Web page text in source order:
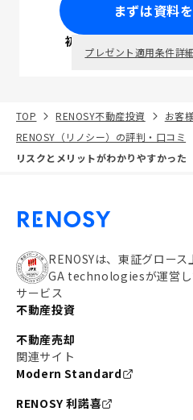
まずは資料
初回面談で ポ
プレゼント適用条件詳細
TOP RENOSY不動産投資
お客
RENOSY（リノシー）の評判・口コミ
リスクとメリットがわかりやすかった
RENOSYは、東証グロー
GA technologiesが運営し
サービス
不動産投資
不動産売却
関連サイト
Modern Standard
RENOSY 利諾喜